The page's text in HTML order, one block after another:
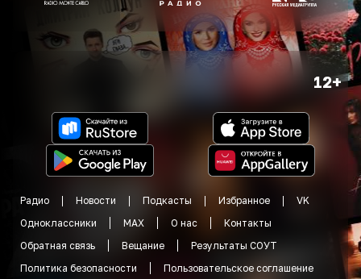
12+
Радио Новости Подкасты Избранное
VK
Одноклассники
MAX О нас
Контакты
Обратная связь
Вещание
Результаты СОУТ
Политика безопасности
Пользовательское соглашение